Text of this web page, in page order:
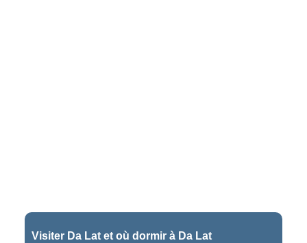
Visiter Da Lat et où dormir à Da Lat